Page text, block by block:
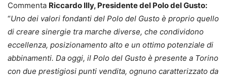
Commenta Riccardo Illy, Presidente del Polo del Gusto:
“Uno dei valori fondanti del Polo del Gusto è proprio quello
di creare sinergie tra marche diverse, che condividono
eccellenza, posizionamento alto e un ottimo potenziale di
abbinamenti. Da oggi, il Polo del Gusto è presente a Torino
con due prestigiosi punti vendita, ognuno caratterizzato da